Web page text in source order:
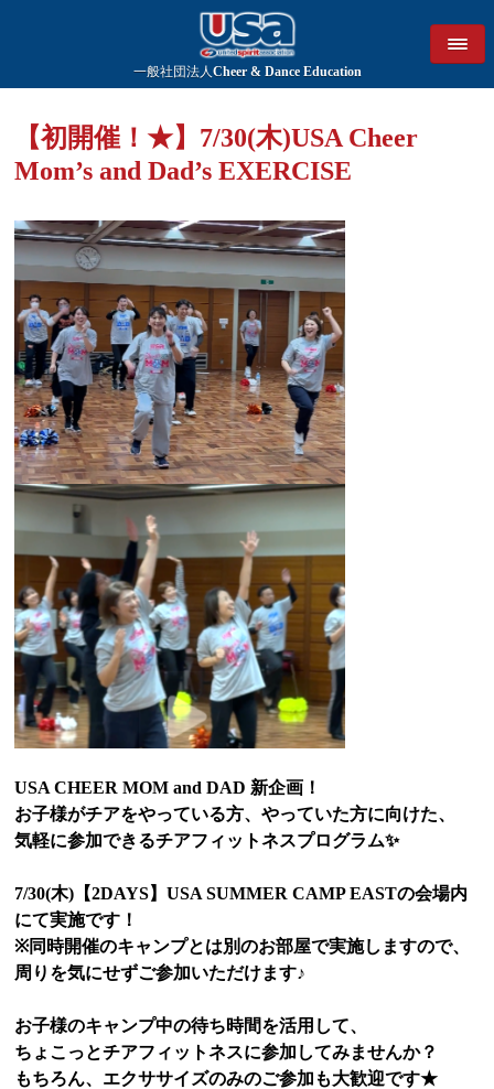
一般社団法人 Cheer & Dance Education
【初開催！★】7/30(木)USA Cheer
Mom’s and Dad’s EXERCISE
USA CHEER MOM and DAD 新企画！
お子様がチアをやっている方、やっていた方に向けた、
気軽に参加できるチアフィットネスプログラム✨
7/30(木)【2DAYS】USA SUMMER CAMP EASTの会場内
にて実施です！
※同時開催のキャンプとは別のお部屋で実施しますので、
周りを気にせずご参加いただけます♪
お子様のキャンプ中の待ち時間を活用して、
ちょこっとチアフィットネスに参加してみませんか？
もちろん、エクササイズのみのご参加も大歓迎です★